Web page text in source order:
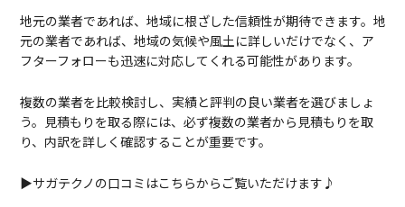
地元の業者であれば、地域に根ざした信頼性が期待できます。地
元の業者であれば、地域の気候や風土に詳しいだけでなく、ア
フターフォローも迅速に対応してくれる可能性があります。
複数の業者を比較検討し、実績と評判の良い業者を選びましょ
う。見積もりを取る際には、必ず複数の業者から見積もりを取
り、内訳を詳しく確認することが重要です。
▶サガテクノの口コミはこちらからご覧いただけます♪